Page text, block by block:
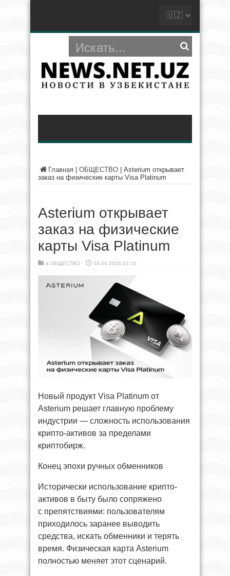
Главная ОБЩЕСТВО
Asterium открывает
заказ на физические карты Visa Platinum
Asterium открывает
заказ на физические
карты Visa Platinum
в ОБЩЕСТВО 03.04.2026 22:10
Новый продукт Visa Platinum от
Asterium решает главную проблему
индустрии — сложность использования
крипто-активов за пределами
криптобирж.
Конец эпохи ручных обменников
Исторически использование крипто-
активов в быту было сопряжено
с препятствиями: пользователям
приходилось заранее выводить
средства, искать обменники и терять
время. Физическая карта Asterium
полностью меняет этот сценарий.